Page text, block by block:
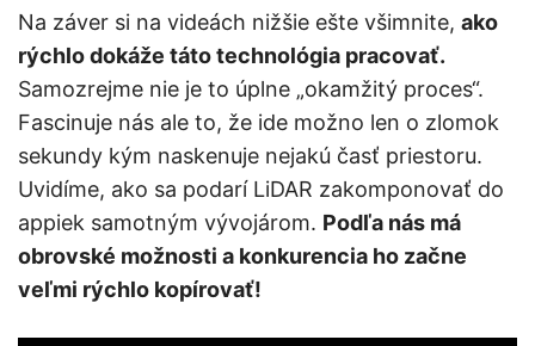
Na záver si na videách nižšie ešte všimnite, ako
rýchlo dokáže táto technológia pracovať.
Samozrejme nie je to úplne „okamžitý proces“.
Fascinuje nás ale to, že ide možno len o zlomok
sekundy kým naskenuje nejakú časť priestoru.
Uvidíme, ako sa podarí LiDAR zakomponovať do
appiek samotným vývojárom. Podľa nás má
obrovské možnosti a konkurencia ho začne
veľmi rýchlo kopírovať!